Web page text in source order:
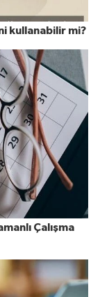
kullanabilir mi?
Çalışma